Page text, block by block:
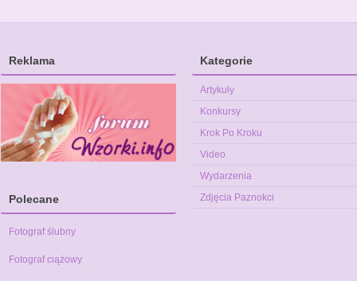
Reklama
Polecane
Fotograf ślubny
Fotograf ciążowy
Kategorie
Artykuły
Konkursy
Krok Po Kroku
Video
Wydarzenia
Zdjęcia Paznokci